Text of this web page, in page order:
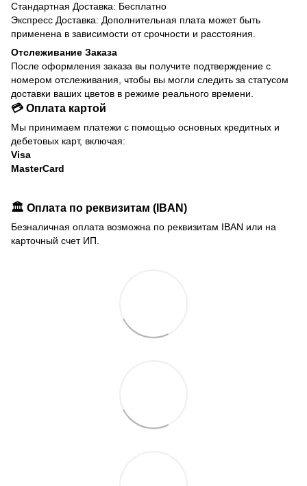
Стандартная Доставка: Бесплатно
Экспресс Доставка: Дополнительная плата может быть
применена в зависимости от срочности и расстояния.
Отслеживание Заказа
После оформления заказа вы получите подтверждение с
номером отслеживания, чтобы вы могли следить за статусом
доставки ваших цветов в режиме реального времени.
💳 Оплата картой
Мы принимаем платежи с помощью основных кредитных и
дебетовых карт, включая:
Visa
MasterCard
🏛️ Оплата по реквизитам (IBAN)
Безналичная оплата возможна по реквизитам IBAN или на
карточный счет ИП.